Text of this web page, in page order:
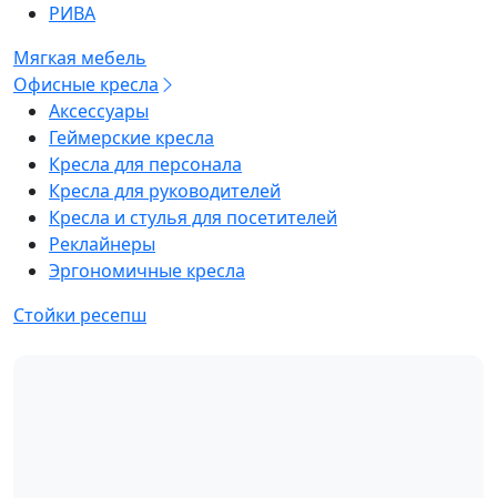
РИВА
Мягкая мебель
Офисные кресла
Аксессуары
Геймерские кресла
Кресла для персонала
Кресла для руководителей
Кресла и стулья для посетителей
Реклайнеры
Эргономичные кресла
Стойки ресепш